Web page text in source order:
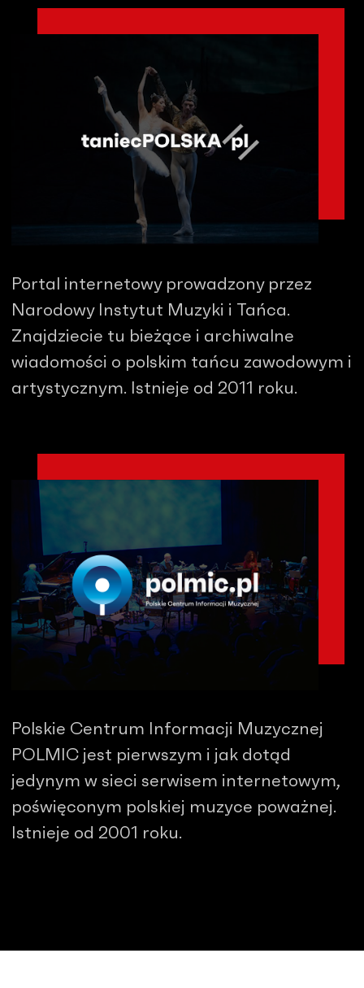
Portal internetowy prowadzony przez
Narodowy Instytut Muzyki i Tańca.
Znajdziecie tu bieżące i archiwalne
wiadomości o polskim tańcu zawodowym i
artystycznym. Istnieje od 2011 roku.
Polskie Centrum Informacji Muzycznej
POLMIC jest pierwszym i jak dotąd
jedynym w sieci serwisem internetowym,
poświęconym polskiej muzyce poważnej.
Istnieje od 2001 roku.